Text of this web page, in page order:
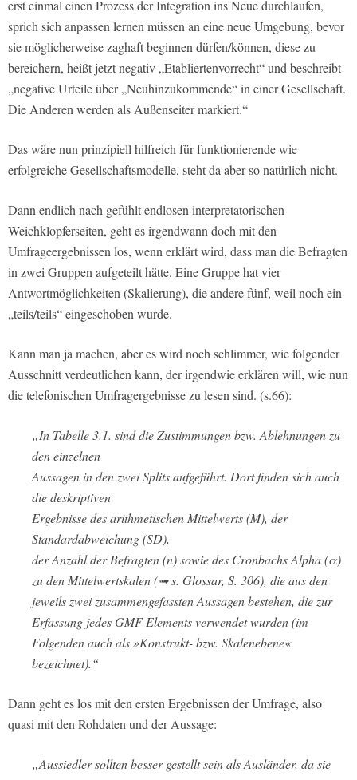
erst einmal einen Prozess der Integration ins Neue durchlaufen,
sprich sich anpassen lernen müssen an eine neue Umgebung, bevor
sie möglicherweise zaghaft beginnen dürfen/können, diese zu
bereichern, heißt jetzt negativ „Etabliertenvorrecht“ und beschreibt
„negative Urteile über „Neuhinzukommende“ in einer Gesellschaft.
Die Anderen werden als Außenseiter markiert.“
Das wäre nun prinzipiell hilfreich für funktionierende wie
erfolgreiche Gesellschaftsmodelle, steht da aber so natürlich nicht.
Dann endlich nach gefühlt endlosen interpretatorischen
Weichklopferseiten, geht es irgendwann doch mit den
Umfrageergebnissen los, wenn erklärt wird, dass man die Befragten
in zwei Gruppen aufgeteilt hätte. Eine Gruppe hat vier
Antwortmöglichkeiten (Skalierung), die andere fünf, weil noch ein
„teils/teils“ eingeschoben wurde.
Kann man ja machen, aber es wird noch schlimmer, wie folgender
Ausschnitt verdeutlichen kann, der irgendwie erklären will, wie nun
die telefonischen Umfragergebnisse zu lesen sind. (s.66):
„In Tabelle 3.1. sind die Zustimmungen bzw. Ablehnungen zu
den einzelnen
Aussagen in den zwei Splits aufgeführt. Dort finden sich auch
die deskriptiven
Ergebnisse des arithmetischen Mittelwerts (M), der
Standardabweichung (SD),
der Anzahl der Befragten (n) sowie des Cronbachs Alpha (α)
zu den Mittelwertskalen (➟ s. Glossar, S. 306), die aus den
jeweils zwei zusammengefassten Aussagen bestehen, die zur
Erfassung jedes GMF-Elements verwendet wurden (im
Folgenden auch als »Konstrukt- bzw. Skalenebene«
bezeichnet).“
Dann geht es los mit den ersten Ergebnissen der Umfrage, also
quasi mit den Rohdaten und der Aussage:
„Aussiedler sollten besser gestellt sein als Ausländer, da sie